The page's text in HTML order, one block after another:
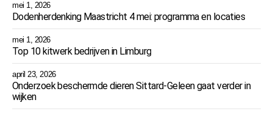
mei 1, 2026
Dodenherdenking Maastricht 4 mei: programma en locaties
mei 1, 2026
Top 10 kitwerk bedrijven in Limburg
april 23, 2026
Onderzoek beschermde dieren Sittard-Geleen gaat verder in
wijken